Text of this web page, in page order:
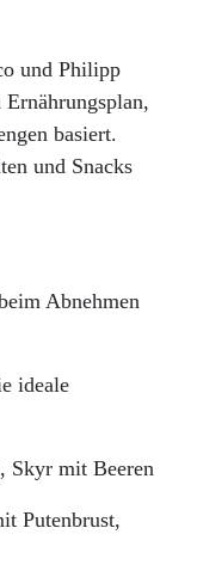
und Philipp
basiert.
und Snacks
Abnehmen
ideale
Skyr mit Beeren
Putenbrust,